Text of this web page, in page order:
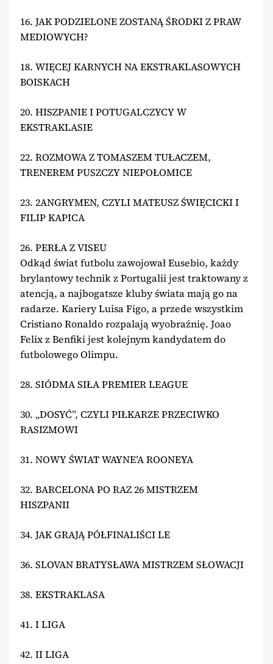
16. JAK PODZIELONE ZOSTANĄ ŚRODKI Z PRAW
MEDIOWYCH?
18. WIĘCEJ KARNYCH NA EKSTRAKLASOWYCH
BOISKACH
20. HISZPANIE I POTUGALCZYCY W
EKSTRAKLASIE
22. ROZMOWA Z TOMASZEM TUŁACZEM,
TRENEREM PUSZCZY NIEPOŁOMICE
23. 2ANGRYMEN, CZYLI MATEUSZ ŚWIĘCICKI I
FILIP KAPICA
26. PERŁA Z VISEU
Odkąd świat futbolu zawojował Eusebio, każdy
brylantowy technik z Portugalii jest traktowany z
atencją, a najbogatsze kluby świata mają go na
radarze. Kariery Luisa Figo, a przede wszystkim
Cristiano Ronaldo rozpalają wyobraźnię. Joao
Felix z Benfiki jest kolejnym kandydatem do
futbolowego Olimpu.
28. SIÓDMA SIŁA PREMIER LEAGUE
30. „DOSYĆ”, CZYLI PIŁKARZE PRZECIWKO
RASIZMOWI
31. NOWY ŚWIAT WAYNE’A ROONEYA
32. BARCELONA PO RAZ 26 MISTRZEM
HISZPANII
34. JAK GRAJĄ PÓŁFINALIŚCI LE
36. SLOVAN BRATYSŁAWA MISTRZEM SŁOWACJI
38. EKSTRAKLASA
41. I LIGA
42. II LIGA